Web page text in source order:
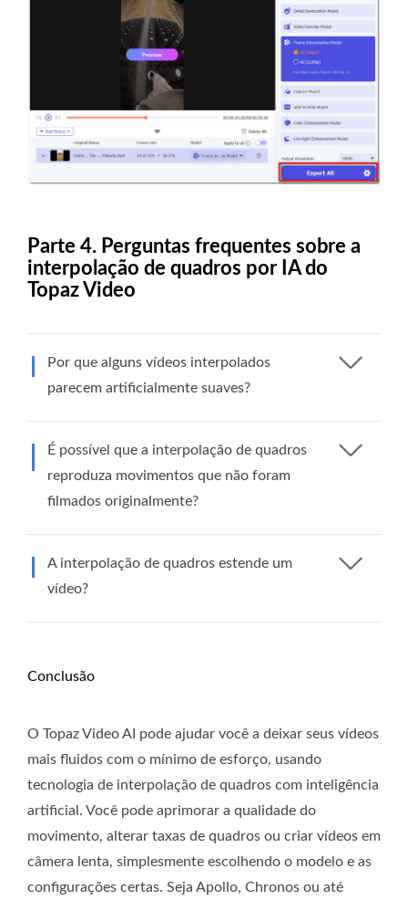
Parte 4. Perguntas frequentes sobre a
interpolação de quadros por IA do
Topaz Video
Por que alguns vídeos interpolados
parecem artificialmente suaves?
É possível que a interpolação de quadros
reproduza movimentos que não foram
filmados originalmente?
A interpolação de quadros estende um
vídeo?
Conclusão
O Topaz Video AI pode ajudar você a deixar seus vídeos
mais fluidos com o mínimo de esforço, usando
tecnologia de interpolação de quadros com inteligência
artificial. Você pode aprimorar a qualidade do
movimento, alterar taxas de quadros ou criar vídeos em
câmera lenta, simplesmente escolhendo o modelo e as
configurações certas. Seja Apollo, Chronos ou até